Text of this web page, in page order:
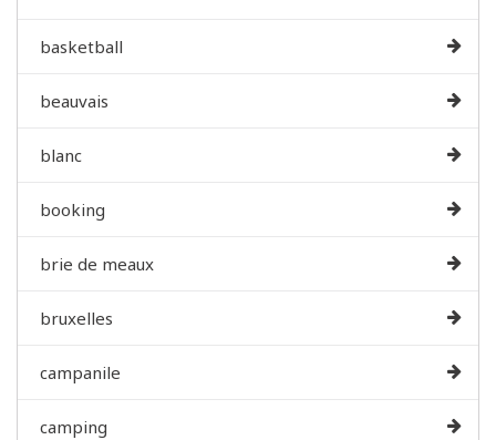
basketball
beauvais
blanc
booking
brie de meaux
bruxelles
campanile
camping